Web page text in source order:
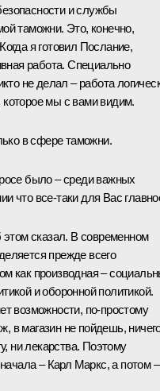
и службы
таможни. Это, конечно,
я готовил Послание,
работа. Специально
не делал – работа
мы с вами видим.
в сфере таможни.
было – среди важных
что все‑таки для Вас
сказал. В современном
прежде всего
как производная –
и оборонной политикой.
возможности, по‑простому
в магазин не пойдешь,
ни лекарства. Поэтому
– Карл Маркс, а потом –